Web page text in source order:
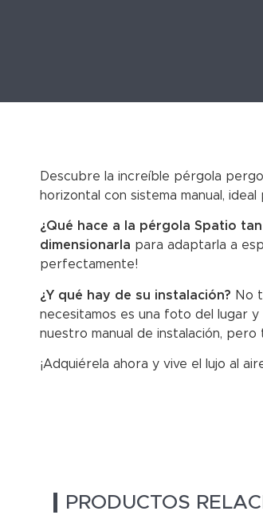
Descubre la increíble pérgola
horizontal con sistema manual,
¿Qué hace a la pérgola Spatio
dimensionarla para adaptarla a
perfectamente!
¿Y qué hay de su instalación? No
necesitamos es una foto del lugar
nuestro manual de instalación,
¡Adquiérela ahora y vive el lujo al
PRODUCTOS